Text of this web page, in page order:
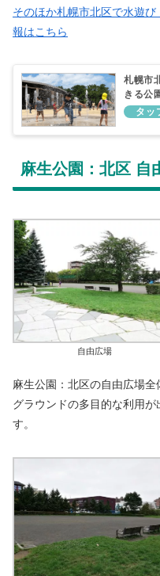
そのほか札幌市北区で水遊
報はこちら
札幌市
きる公
麻生公園：北区 自
自由広場
麻生公園：北区の自由広場全
グラウンドの多目的な利用
す。